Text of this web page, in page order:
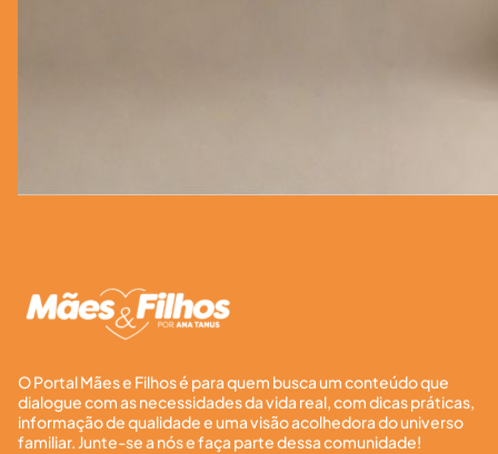
O Portal Mães e Filhos é para quem busca um conteúdo que
dialogue com as necessidades da vida real, com dicas práticas,
informação de qualidade e uma visão acolhedora do universo
familiar. Junte-se a nós e faça parte dessa comunidade!